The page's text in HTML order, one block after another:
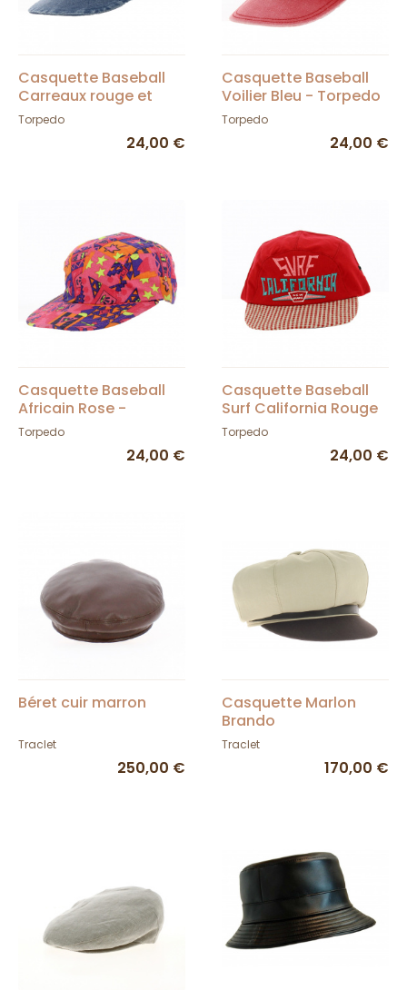
Casquette Baseball
Carreaux rouge et
bleu - Torpedo
Torpedo
24,00 €
Casquette Baseball
Voilier Bleu - Torpedo
Torpedo
24,00 €
Casquette Baseball
Africain Rose -
Torpedo
Torpedo
24,00 €
Casquette Baseball
Surf California Rouge
- Torpedo
Torpedo
24,00 €
Béret cuir marron
Traclet
250,00 €
Casquette Marlon
Brando
Traclet
170,00 €